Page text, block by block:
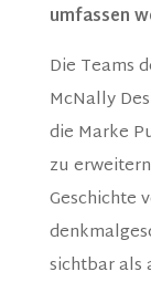
umfassen
Die Teams
McNally
die Marke
zu
Geschichte
sichtbar als